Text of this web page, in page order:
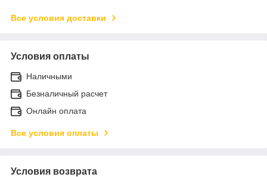
Все условия доставки
Условия оплаты
Наличными
Безналичный расчет
Онлайн оплата
Все условия оплаты
Условия возврата